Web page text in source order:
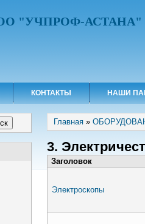
"УЧПРОФ-АСТАНА"
КОНТАКТЫ НАШИ
Вы здесь
Главная »
3.
Заголовок
Электроскопы